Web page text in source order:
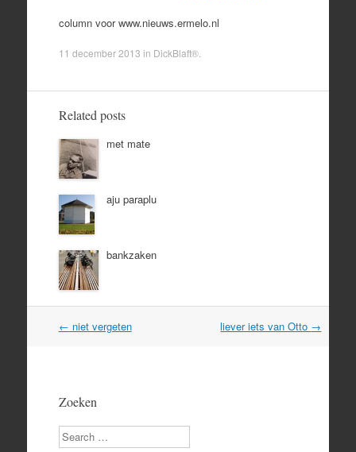
column voor www.nieuws.ermelo.nl
11 december 2013 in DickBlaft®.
Related posts
met mate
aju paraplu
bankzaken
Post
← niet vergeten liever iets van Otto →
Zoeken
Search